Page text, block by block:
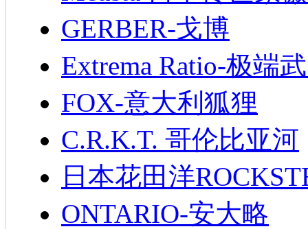
GERBER-戈博
Extrema Ratio-极端
FOX-意大利狐狸
C.R.K.T. 哥伦比亚河
日本花田洋
ONTARIO-安大略